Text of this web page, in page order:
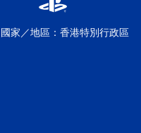
國家／地區：香港特別行政區